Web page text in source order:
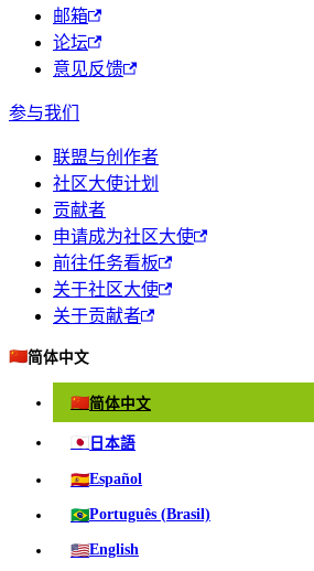
邮箱
论坛
意见反馈
参与我们
联盟与创作者
社区大使计划
贡献者
申请成为社区大使
前往任务看板
关于社区大使
关于贡献者
🇨🇳简体中文
🇨🇳简体中文
🇯🇵 日本語
🇪🇸Español
🇧🇷Português (Brasil)
🇺🇸English